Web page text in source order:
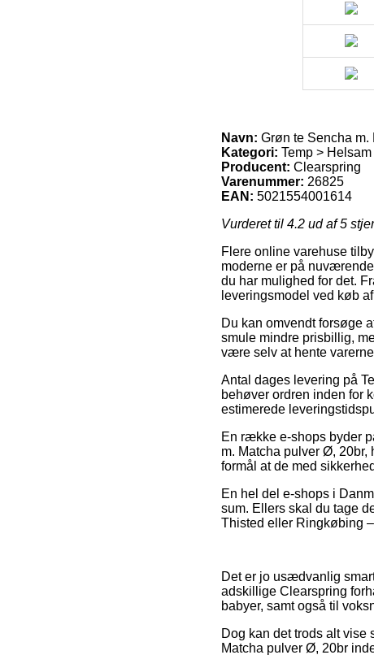
Navn: Grøn te Sencha
Kategori: Temp >
Producent: Clearspring
Varenummer: 26825
EAN: 5021554001614
Vurderet til 4.2 ud af 5
Flere online varehuse
moderne er på
du har mulighed for det.
leveringsmodel ved køb
Du kan omvendt forsøge
smule mindre prisbillig,
være selv at hente
Antal dages levering på
behøver ordren inden for
estimerede
En række e-shops byder
m. Matcha pulver Ø,
formål at de med
En hel del e-shops i
sum. Ellers skal du tage
Thisted eller Ringkøbing
Det er jo usædvanlig
adskillige Clearspring
babyer, samt også til
Dog kan det trods alt vise
Matcha pulver Ø, 20br